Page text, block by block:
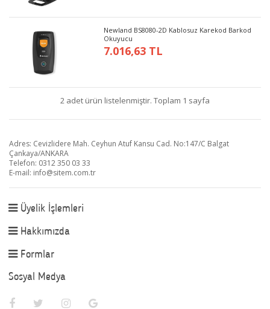
Newland BS8080-2D Kablosuz Karekod Barkod
Okuyucu
7.016,63 TL
2 adet ürün listelenmiştir. Toplam 1 sayfa
Adres: Cevizlidere Mah. Ceyhun Atuf Kansu Cad. No:147/C Balgat
Çankaya/ANKARA
Telefon: 0312 350 03 33
E-mail: info@sitem.com.tr
Üyelik İşlemleri
Hakkımızda
Formlar
Sosyal Medya